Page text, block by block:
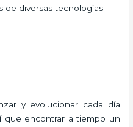
de diversas tecnologías
y evolucionar cada día
que encontrar a tiempo un